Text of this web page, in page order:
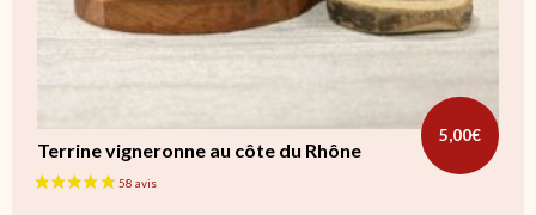
Terrine vigneronne au côte du Rhône
5,00€